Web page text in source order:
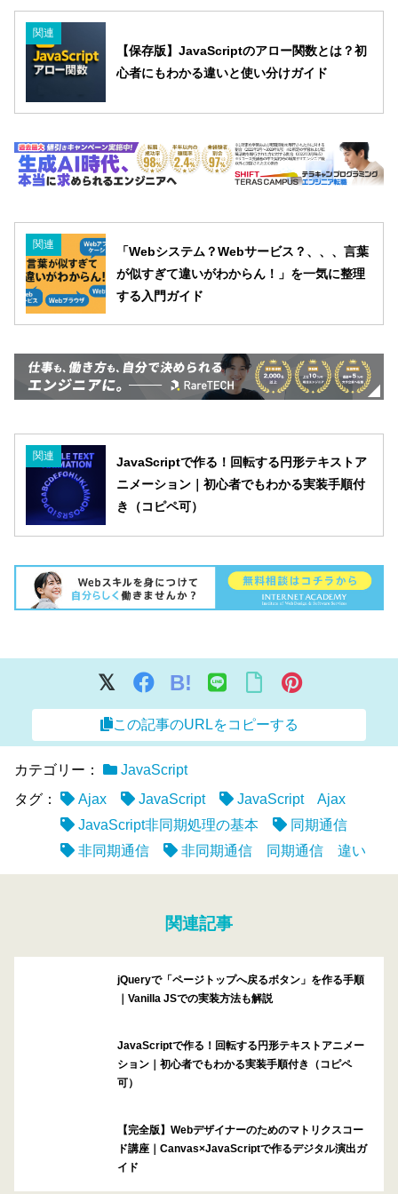
関連
【保存版】JavaScriptのアロー関数とは？初
心者にもわかる違いと使い分けガイド
関連
「Webシステム？Webサービス？、、、言葉
が似すぎて違いがわからん！」を一気に整理
する入門ガイド
関連
JavaScriptで作る！回転する円形テキストア
ニメーション｜初心者でもわかる実装手順付
き（コピペ可）
B!
この記事のURLをコピーする
カテゴリー：
JavaScript
タグ：
Ajax JavaScript
JavaScript Ajax
JavaScript非同期処理の基本
同期通信
非同期通信
非同期通信 同期通信 違い
関連記事
jQueryで「ページトップへ戻るボタン」を作る手順
｜Vanilla JSでの実装方法も解説
JavaScriptで作る！回転する円形テキストアニメー
ション｜初心者でもわかる実装手順付き（コピペ
可）
【完全版】Webデザイナーのためのマトリクスコー
ド講座｜Canvas×JavaScriptで作るデジタル演出ガ
イド